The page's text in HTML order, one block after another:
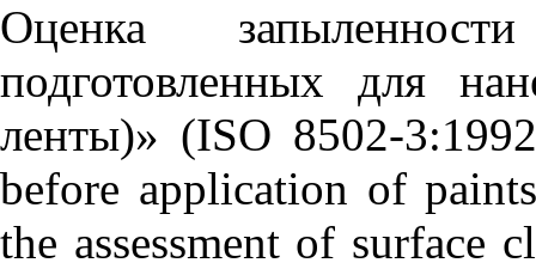
Оценка
запыленности
подготовленных
для
ленты)» (ISO 8502-
before application of
the assessment of surface